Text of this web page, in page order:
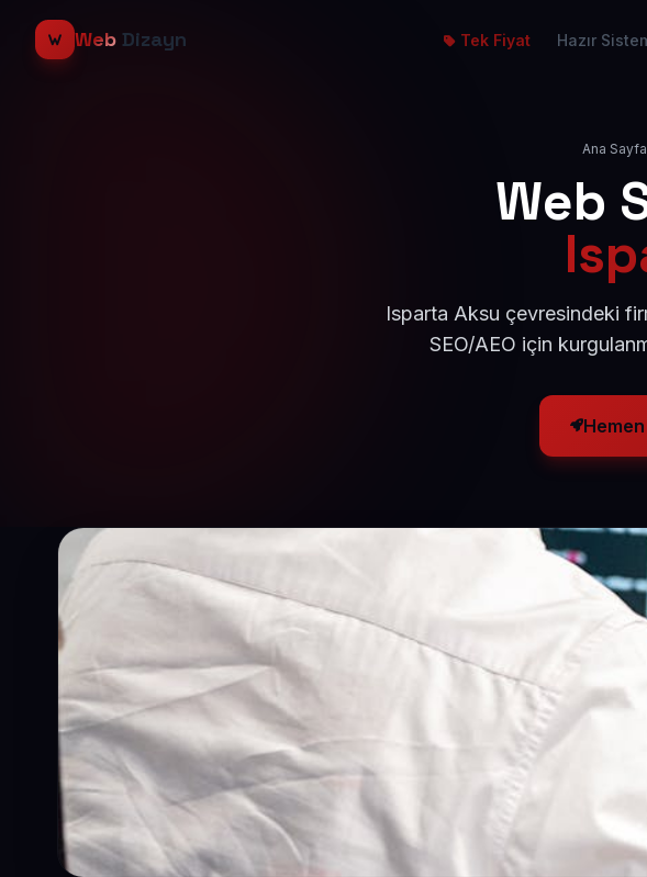
Web Dizayn Tek Fiyat Hazır
Ana Sayfa
Web
Isparta Aksu çevresindeki
SEO/AEO için